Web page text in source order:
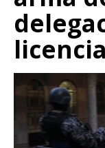
licencia